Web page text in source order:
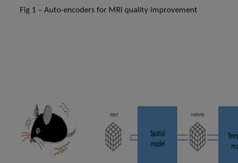
Fig 1 – Auto-encoders for MRI quality improvement